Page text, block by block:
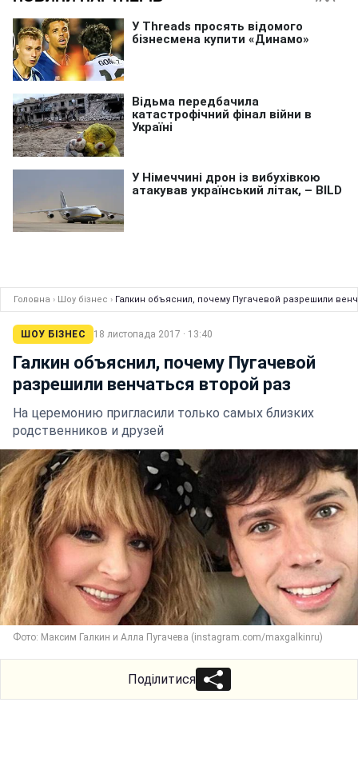
Головна › Шоу бізнес › Галкин объяснил, почему Пугачевой разрешили
ШОУ БІЗНЕС 18 листопада 2017 · 13:40
Галкин объяснил, почему Пугачевой
разрешили венчаться второй раз
На церемонию пригласили только самых близких
родственников и друзей
Фото: Максим Галкин и Алла Пугачева (instagram.com/maxgalkinru)
Поділитися